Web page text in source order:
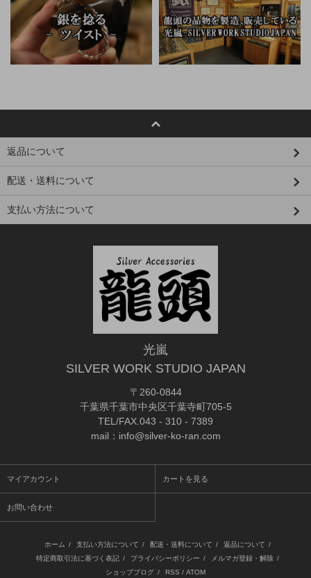
返品について
配送・送料について
支払い方法について
光嵐
SILVER WORK STUDIO JAPAN
〒260-0844
千葉県千葉市中央区千葉寺町705-5
TEL/FAX.043 - 310 - 7389
mail：info@silver-ko-ran.com
マイアカウント カートを見る
お問い合わせ
ホーム / 支払い方法について / 配送・送料について / 返品について /
特定商取引法に基づく表記 / プライバシーポリシー / メルマガ登録・解除 /
ショップブログ / RSS / ATOM